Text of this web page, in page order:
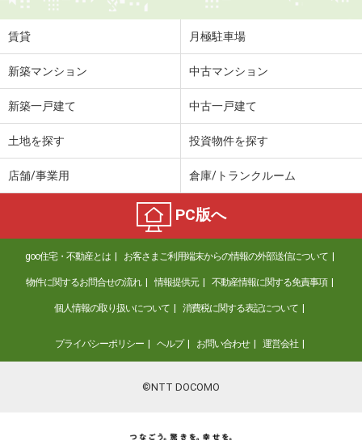
賃貸 月極駐車場
新築マンション 中古マンション
新築一戸建て 中古一戸建て
土地を探す 投資物件を探す
店舗/事業用 倉庫/トランクルーム
PC版へ
goo住宅・不動産とは お客さまご利用端末からの情報の外部送信について
物件に関するお問合せの流れ 情報提供元 不動産情報に関する免責事項
個人情報の取り扱いについて 消費税に関する表記について
プライバシーポリシー ヘルプ お問い合わせ 運営会社
©NTT DOCOMO